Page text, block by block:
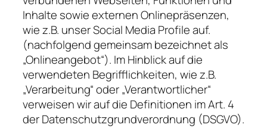
Inhalte sowie externen Onlinepräsenzen,
wie z.B. unser Social Media Profile auf.
(nachfolgend gemeinsam bezeichnet als
„Onlineangebot“). Im Hinblick auf die
verwendeten Begrifflichkeiten, wie z.B.
„Verarbeitung“ oder „Verantwortlicher“
verweisen wir auf die Definitionen im Art. 4
der Datenschutzgrundverordnung (DSGVO).